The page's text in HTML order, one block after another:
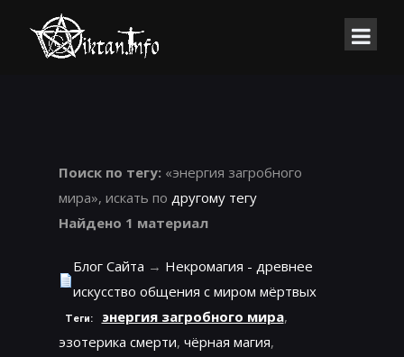
Поиск по тегу: «энергия загробного
мира», искать по другому тегу
Найдено 1 материал
Блог Сайта → Некромагия - древнее
искусство общения с миром мёртвых
Теги: энергия загробного мира,
эзотерика смерти, чёрная магия,